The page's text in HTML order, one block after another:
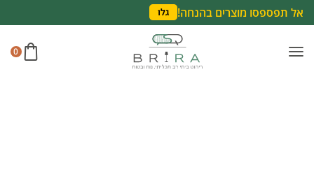
אל תפספסו מוצרים בהנחה! גלו
0